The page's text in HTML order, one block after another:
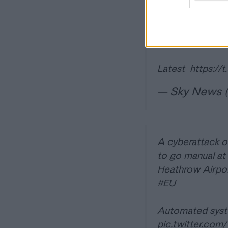
technical
Latest https://
— Sky News
A cyberattack
to go manual
Heathrow
#EU
Automated